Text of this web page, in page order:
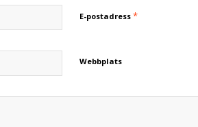
E-postadress *
Webbplats